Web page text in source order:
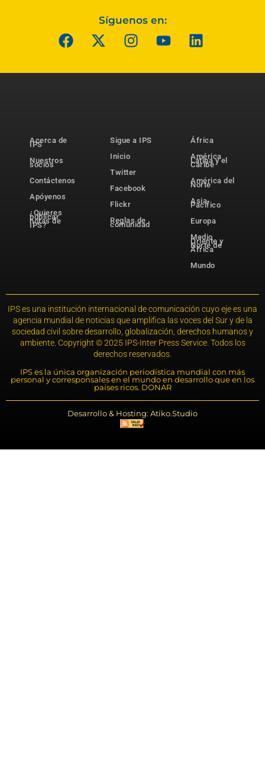
Síguenos en:
Acerca de
IPS
Nuestros
socios
Contáctenos
Apóyenos
¿Quieres
publicar
notas de
IPS?
Sigue a IPS
Inicio
Twitter
Facebook
Flickr
Reglas de
comunidad
África
América
Latina y el
Caribe
América del
Norte
Asia-
Pacífico
Europa
Medio
Oriente y
Norte de
África
Mundo
IPS es una institución internacional de comunicación cuyo eje es una
agencia mundial de noticias que amplifica las voces del Sur y de la
sociedad civil sobre desarrollo, globalización, derechos humanos y
ambiente. Copyright © 2025 IPS-Inter Press Service. Todos los
derechos reservados.
IPS es la única organización periodística mundial con más
personal y corresponsales en el mundo en desarrollo que en los
países ricos. DONAR
Desarrollo & Hosting: Atiko.Studio